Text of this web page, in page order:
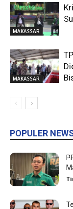
MAKASSAR
MAKASSAR
POPULER